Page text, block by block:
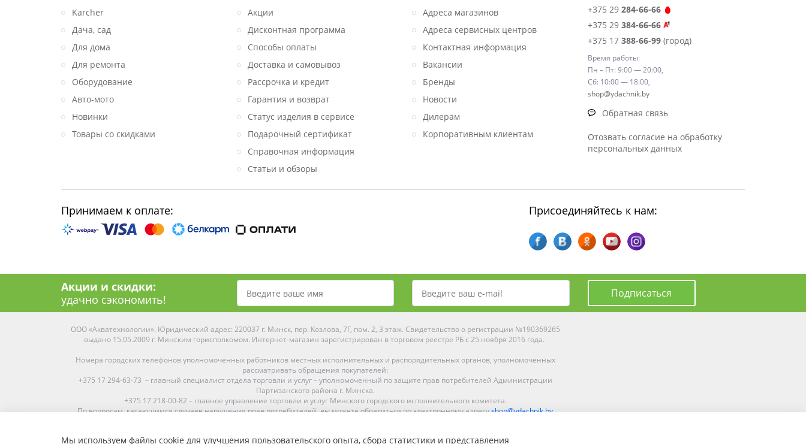
Karcher
Дача, сад
Для дома
Для ремонта
Оборудование
Авто-мото
Новинки
Товары со скидками
Акции
Дисконтная программа
Способы оплаты
Доставка и самовывоз
Рассрочка и кредит
Гарантия и возврат
Статус изделия в сервисе
Подарочный сертификат
Справочная информация
Статьи и обзоры
Адреса магазинов
Адреса сервисных центров
Контактная информация
Вакансии
Бренды
Новости
Дилерам
Корпоративным клиентам
+375 29 284-66-66
+375 29 384-66-66
+375 17 388-66-99(город)
Время работы:
Пн – Пт: 9:00 — 20:00,
Сб: 10:00 — 18:00,
shop@ydachnik.by
Обратная связь
Отозвать согласие на обработку
персональных данных
Принимаем к оплате: Присоединяйтесь к нам:
Акции и скидки:
удачно сэкономить!
Подписаться
ООО «Акватехнологии». Юридический адрес: 220037 г. Минск, пер. Козлова, 7Г, пом. 2, 3 этаж. Свидетельство о регистрации №190369265
выдано 15.05.2009 г. Минским горисполкомом. Интернет-магазин зарегистрирован в торговом реестре РБ с 25 ноября 2016 года.
Номера городских телефонов уполномоченных работников местных исполнительных и распорядительных органов, уполномоченных
рассматривать обращения покупателей:
+375 17 294-63-73 – главный специалист отдела торговли и услуг – уполномоченный по защите прав потребителей Администрации
Партизанского района г. Минска.
+375 17 218-00-82 – главное управление торговли и услуг Минского городского исполнительного комитета.
По вопросам, касающимся случаев нарушения прав потребителей, вы можете обратиться по электронному адресуshop@ydachnik.by
Средняя оценка:4.9 из5на основании голосования10наших покупателей
Мы используем файлы cookie для улучшения пользовательского опыта, сбора статистики и представления